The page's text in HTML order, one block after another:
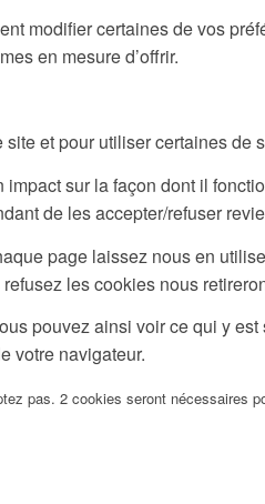
modifier certaines de vos
en mesure d’offrir.
et pour utiliser certaines de
sur la façon dont il
de les accepter/refuser
page laissez nous en
les cookies nous
pouvez ainsi voir ce qui y
votre navigateur.
pas. 2 cookies seront nécessaires